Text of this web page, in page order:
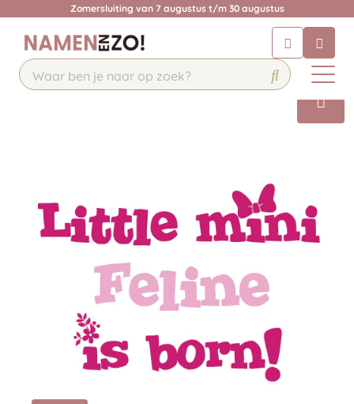
Zomersluiting van 7 augustus t/m 30 augustus
Chat 24/7 met onze chatbot voor
hulp
Contact